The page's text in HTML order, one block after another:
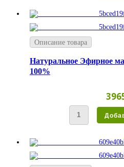
Описание товара
Натуральное Эфирное
100%